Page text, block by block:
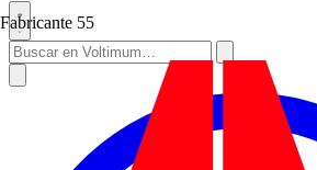
Fabricante 55